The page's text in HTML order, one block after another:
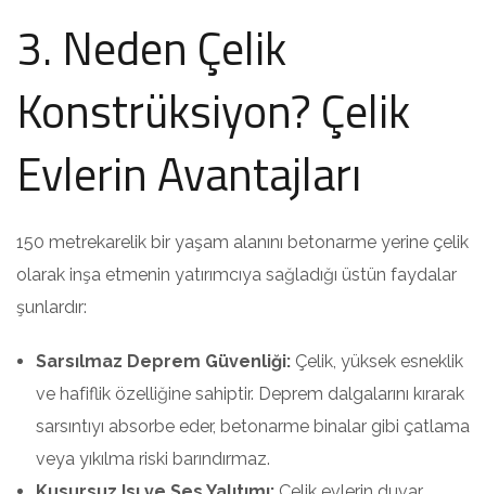
3. Neden Çelik
Konstrüksiyon? Çelik
Evlerin Avantajları
150 metrekarelik bir yaşam alanını betonarme yerine çelik
olarak inşa etmenin yatırımcıya sağladığı üstün faydalar
şunlardır:
Sarsılmaz Deprem Güvenliği: Çelik, yüksek esneklik
ve hafiflik özelliğine sahiptir. Deprem dalgalarını kırarak
sarsıntıyı absorbe eder, betonarme binalar gibi çatlama
veya yıkılma riski barındırmaz.